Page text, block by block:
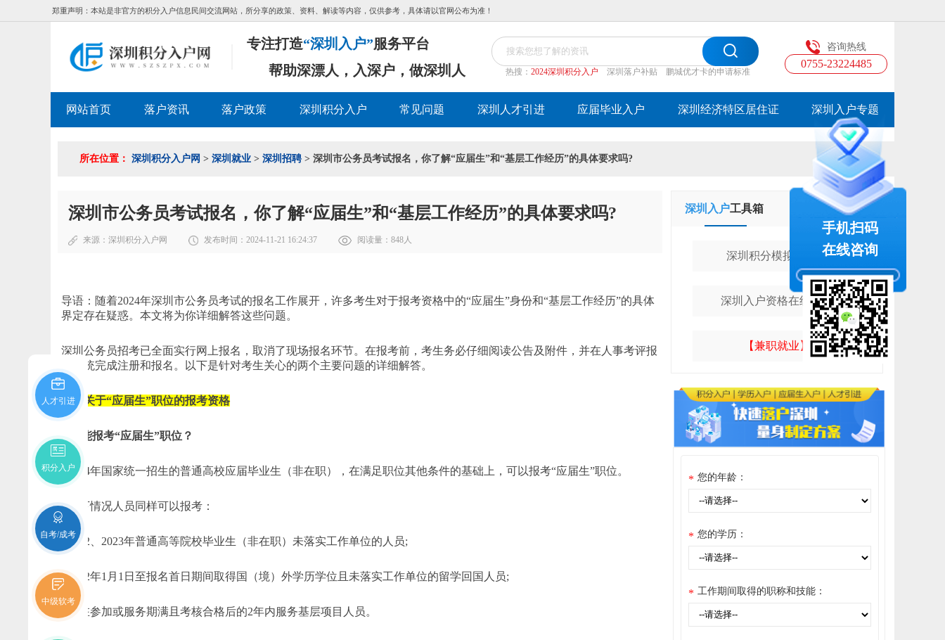
郑重声明：本站是非官方的积分入户信息民间交流网站，所分享的政策、资料、解读等内容，仅供参考，具体请以官网公布为准！
专注打造“深圳入户”服务平台
帮助深漂人，入深户，做深圳人
热搜： 2024深圳积分入户 深圳落户补贴 鹏城优才卡的申请标准
咨询热线
0755-23224485
网站首页 落户资讯 落户政策 深圳积分入户 常见问题 深圳人才引进 应届毕业入户 深圳经济特区居住证 深圳入户专题
所在位置： 深圳积分入户网 > 深圳就业 > 深圳招聘 > 深圳市公务员考试报名，你了解“应届生”和“基层工作经历”的具体要求吗?
深圳市公务员考试报名，你了解“应届生”和“基层工作经历”的具体要求吗?
来源：深圳积分入户网 发布时间：2024-11-21 16:24:37 阅读量：848人
导语：随着2024年深圳市公务员考试的报名工作展开，许多考生对于报考资格中的“应届生”身份和“基层工作经历”的具体
界定存在疑惑。本文将为你详细解答这些问题。
深圳公务员招考已全面实行网上报名，取消了现场报名环节。在报考前，考生务必仔细阅读公告及附件，并在人事考评报
名系统完成注册和报名。以下是针对考生关心的两个主要问题的详细解答。
一、关于“应届生”职位的报考资格
1.谁能报考“应届生”职位？
- 2024年国家统一招生的普通高校应届毕业生（非在职），在满足职位其他条件的基础上，可以报考“应届生”职位。
- 以下情况人员同样可以报考：
- 2022、2023年普通高等院校毕业生（非在职）未落实工作单位的人员;
- 2022年1月1日至报名首日期间取得国（境）外学历学位且未落实工作单位的留学回国人员;
- 正在参加或服务期满且考核合格后的2年内服务基层项目人员。
深圳入户工具箱 学历提升工具箱
深圳积分模拟计算器
深圳入户资格在线测评
【兼职就业】
* 您的年龄：
* 您的学历：
* 工作期间取得的职称和技能：
人才引进
积分入户
自考/成考
中级软考
手机扫码
在线咨询